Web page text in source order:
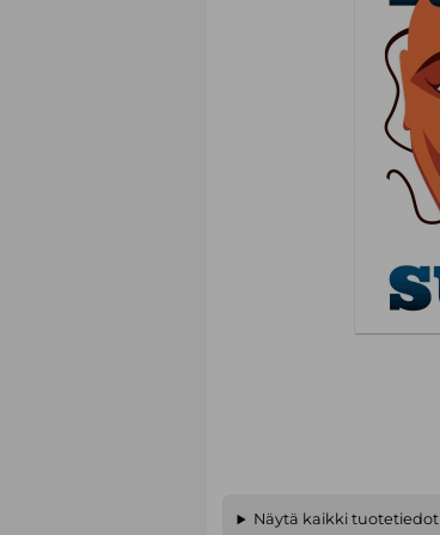
Näytä kaikki tuotetiedot